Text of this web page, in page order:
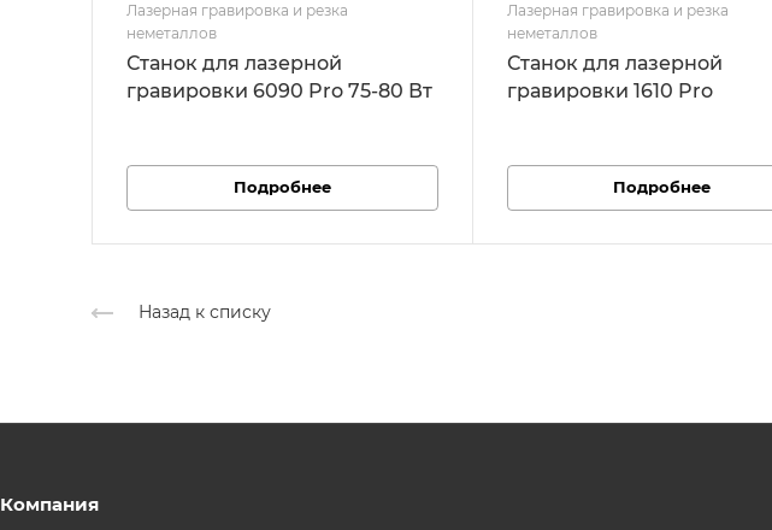
Лазерная гравировка и резка
неметаллов
Станок для лазерной
гравировки 6090 Pro 75-80 Вт
Подробнее
Лазерная гравировка и резка
неметаллов
Станок для лазерной
гравировки 1610 Pro
Подробнее
Назад к списку
Компания